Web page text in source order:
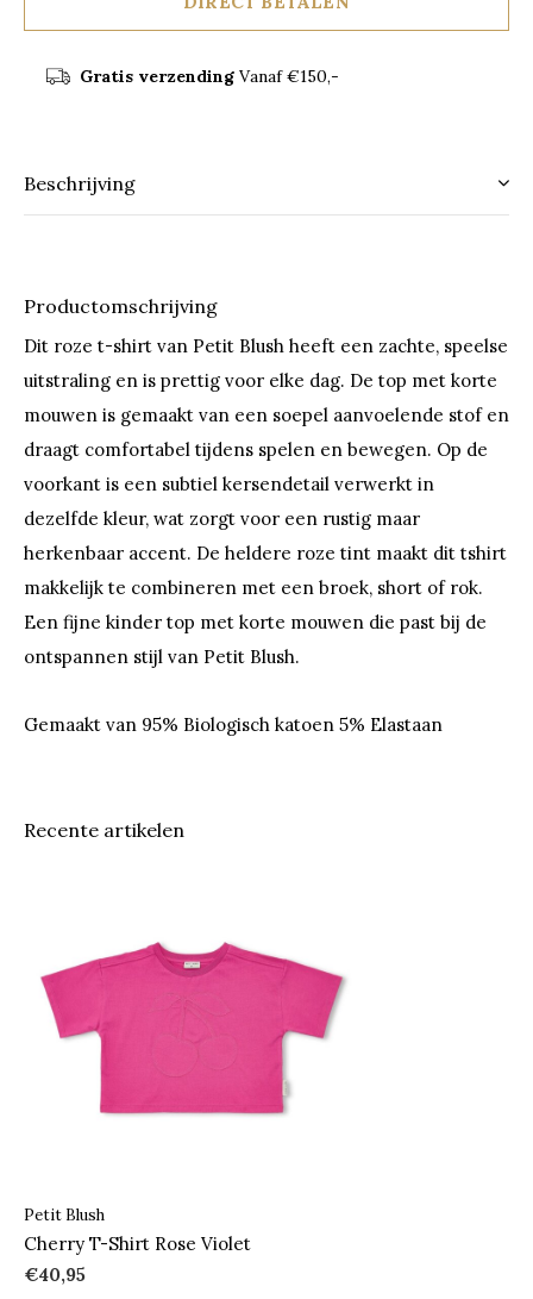
Gratis verzendingVanaf €150,-
Beschrijving
Productomschrijving
Dit roze t-shirt van Petit Blush heeft een zachte, speelse
uitstraling en is prettig voor elke dag. De top met korte
mouwen is gemaakt van een soepel aanvoelende stof en
draagt comfortabel tijdens spelen en bewegen. Op de
voorkant is een subtiel kersendetail verwerkt in
dezelfde kleur, wat zorgt voor een rustig maar
herkenbaar accent. De heldere roze tint maakt dit tshirt
makkelijk te combineren met een broek, short of rok.
Een fijne kinder top met korte mouwen die past bij de
ontspannen stijl van Petit Blush.
Gemaakt van 95% Biologisch katoen 5% Elastaan
Recente artikelen
Petit Blush
Cherry T-Shirt Rose Violet
€40,95